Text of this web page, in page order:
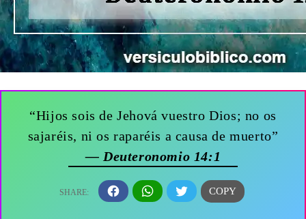
“Hijos sois de Jehová vuestro Dios; no os
sajaréis, ni os raparéis a causa de muerto”
— Deuteronomio 14:1